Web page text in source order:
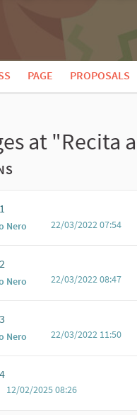
PAGE PROPOSALS
at "Recita
Nero 22/03/2022 07:54
Nero 22/03/2022 08:47
Nero 22/03/2022 11:50
12/02/2025 08:26